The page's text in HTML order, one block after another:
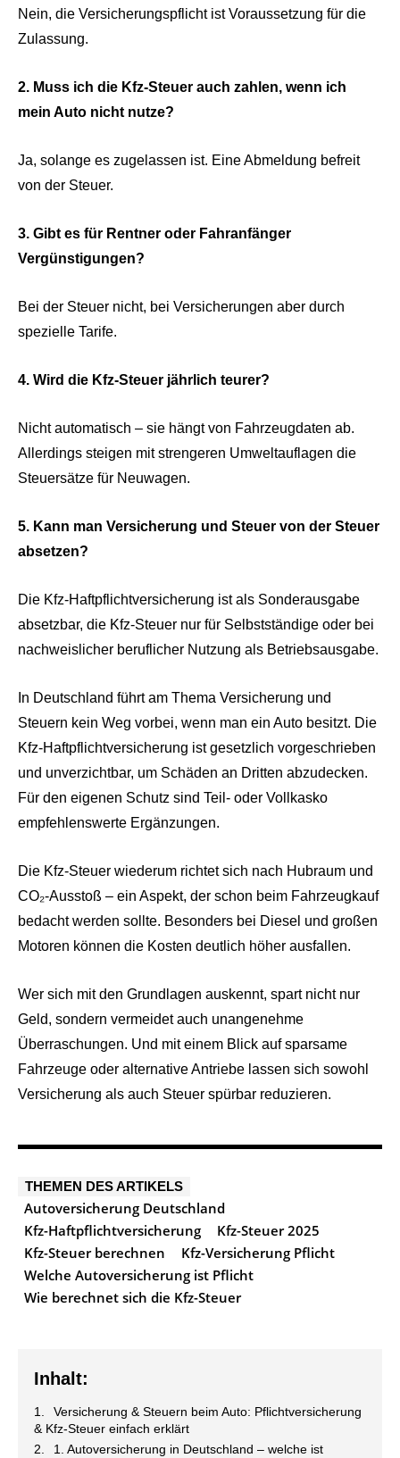
Nein, die Versicherungspflicht ist Voraussetzung für die
Zulassung.
2. Muss ich die Kfz-Steuer auch zahlen, wenn ich
mein Auto nicht nutze?
Ja, solange es zugelassen ist. Eine Abmeldung befreit
von der Steuer.
3. Gibt es für Rentner oder Fahranfänger
Vergünstigungen?
Bei der Steuer nicht, bei Versicherungen aber durch
spezielle Tarife.
4. Wird die Kfz-Steuer jährlich teurer?
Nicht automatisch – sie hängt von Fahrzeugdaten ab.
Allerdings steigen mit strengeren Umweltauflagen die
Steuersätze für Neuwagen.
5. Kann man Versicherung und Steuer von der Steuer
absetzen?
Die Kfz-Haftpflichtversicherung ist als Sonderausgabe
absetzbar, die Kfz-Steuer nur für Selbstständige oder bei
nachweislicher beruflicher Nutzung als Betriebsausgabe.
In Deutschland führt am Thema Versicherung und
Steuern kein Weg vorbei, wenn man ein Auto besitzt. Die
Kfz-Haftpflichtversicherung ist gesetzlich vorgeschrieben
und unverzichtbar, um Schäden an Dritten abzudecken.
Für den eigenen Schutz sind Teil- oder Vollkasko
empfehlenswerte Ergänzungen.
Die Kfz-Steuer wiederum richtet sich nach Hubraum und
CO₂-Ausstoß – ein Aspekt, der schon beim Fahrzeugkauf
bedacht werden sollte. Besonders bei Diesel und großen
Motoren können die Kosten deutlich höher ausfallen.
Wer sich mit den Grundlagen auskennt, spart nicht nur
Geld, sondern vermeidet auch unangenehme
Überraschungen. Und mit einem Blick auf sparsame
Fahrzeuge oder alternative Antriebe lassen sich sowohl
Versicherung als auch Steuer spürbar reduzieren.
THEMEN DES ARTIKELS
Autoversicherung Deutschland
Kfz-Haftpflichtversicherung
Kfz-Steuer 2025
Kfz-Steuer berechnen
Kfz-Versicherung Pflicht
Welche Autoversicherung ist Pflicht
Wie berechnet sich die Kfz-Steuer
Inhalt:
Versicherung & Steuern beim Auto: Pflichtversicherung
& Kfz-Steuer einfach erklärt
1. Autoversicherung in Deutschland – welche ist